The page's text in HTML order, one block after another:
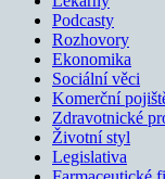
Podcasty
Rozhovory
Ekonomika
Sociální věci
Komerční
Zdravotnické
Životní styl
Legislativa